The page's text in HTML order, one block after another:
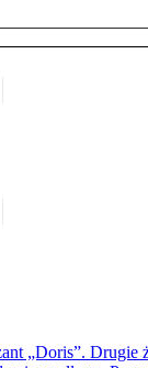
„Doris”. Drugie